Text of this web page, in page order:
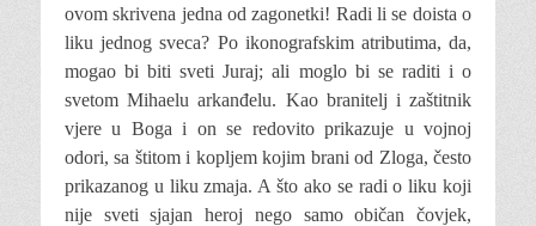
ovom skrivena jedna od zagonetki! Radi li se doista o
liku jednog sveca? Po ikonografskim atributima, da,
mogao bi biti sveti Juraj; ali moglo bi se raditi i o
svetom Mihaelu arkanđelu. Kao branitelj i zaštitnik
vjere u Boga i on se redovito prikazuje u vojnoj
odori, sa štitom i kopljem kojim brani od Zloga, često
prikazanog u liku zmaja. A što ako se radi o liku koji
nije sveti sjajan heroj nego samo običan čovjek,